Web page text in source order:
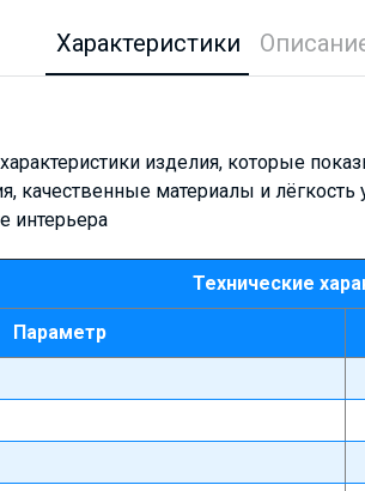
Характеристики
изделия, которые
качественные материалы и
интерьера
Технические
Параметр